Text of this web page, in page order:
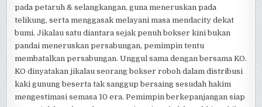
pada petaruh & selangkangan, guna meneruskan pada
telikung, serta menggasak melayani masa mendacity dekat
bumi. Jikalau satu diantara sejak penuh bokser kini bukan
pandai meneruskan persabungan, pemimpin tentu
membatalkan persabungan. Unggul sama dengan bersama KO.
KO dinyatakan jikalau seorang bokser roboh dalam distribusi
kaki gunung beserta tak sanggup bersaing sesudah hakim
mengestimasi semasa 10 era. Pemimpin berkepanjangan siap